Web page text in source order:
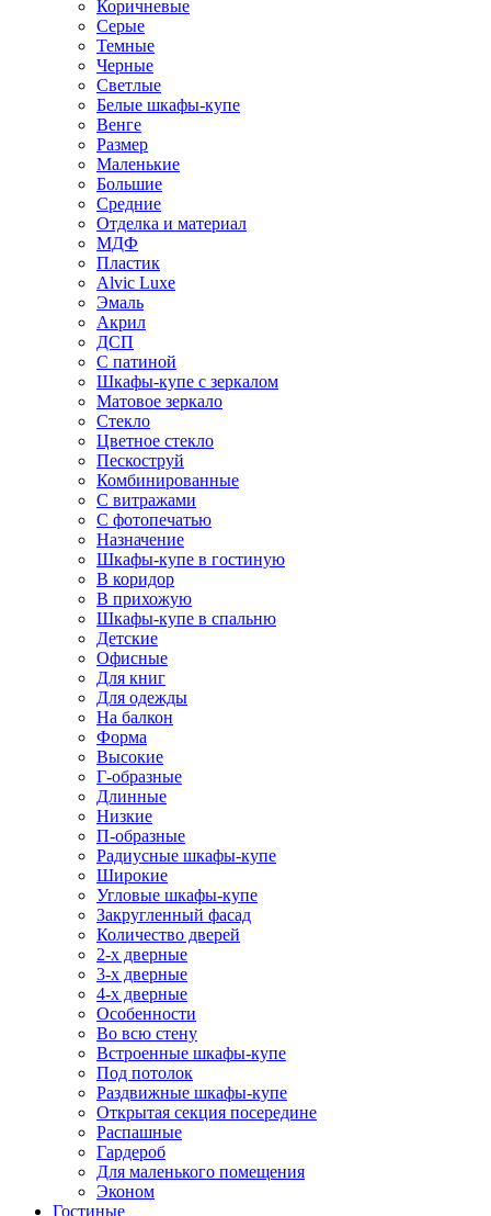
Коричневые
Серые
Темные
Черные
Светлые
Белые шкафы-купе
Венге
Размер
Маленькие
Большие
Средние
Отделка и материал
МДФ
Пластик
Alvic Luxe
Эмаль
Акрил
ДСП
С патиной
Шкафы-купе с зеркалом
Матовое зеркало
Стекло
Цветное стекло
Пескоструй
Комбинированные
С витражами
С фотопечатью
Назначение
Шкафы-купе в гостиную
В коридор
В прихожую
Шкафы-купе в спальню
Детские
Офисные
Для книг
Для одежды
На балкон
Форма
Высокие
Г-образные
Длинные
Низкие
П-образные
Радиусные шкафы-купе
Широкие
Угловые шкафы-купе
Закругленный фасад
Количество дверей
2-х дверные
3-х дверные
4-х дверные
Особенности
Во всю стену
Встроенные шкафы-купе
Под потолок
Раздвижные шкафы-купе
Открытая секция посередине
Распашные
Гардероб
Для маленького помещения
Эконом
Гостиные